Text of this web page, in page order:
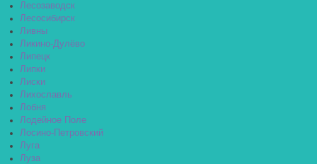
Лесозаводск
Лесосибирск
Ливны
Ликино-Дулёво
Липецк
Липки
Лиски
Лихославль
Лобня
Лодейное Поле
Лосино-Петровский
Луга
Луза